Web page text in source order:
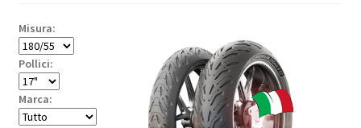
Misura:
Pollici:
Marca: